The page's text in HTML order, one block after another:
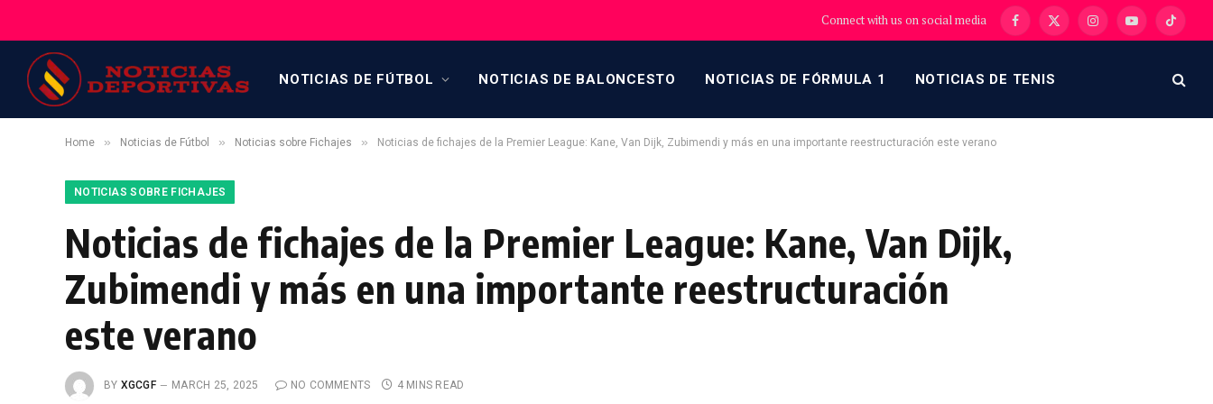
Connect with us on social media Facebook
X
InstagramYouTubeTikTok
NOTICIAS DE FÚTBOL NOTICIAS DE BALONCESTO NOTICIAS DE FÓRMULA 1 NOTICIAS DE TENIS
Home » Noticias de Fútbol » Noticias sobre Fichajes » Noticias de fichajes de la Premier League: Kane, Van Dijk, Zubimendi y más en una importante reestructuración este verano
NOTICIAS SOBRE FICHAJES
Noticias de fichajes de la Premier League: Kane, Van Dijk,
Zubimendi y más en una importante reestructuración
este verano
BY XGCGF MARCH 25, 2025 NO COMMENTS 4 MINS READ